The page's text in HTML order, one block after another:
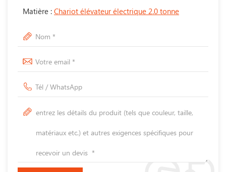
Matière : Chariot élévateur électrique 2.0 tonne